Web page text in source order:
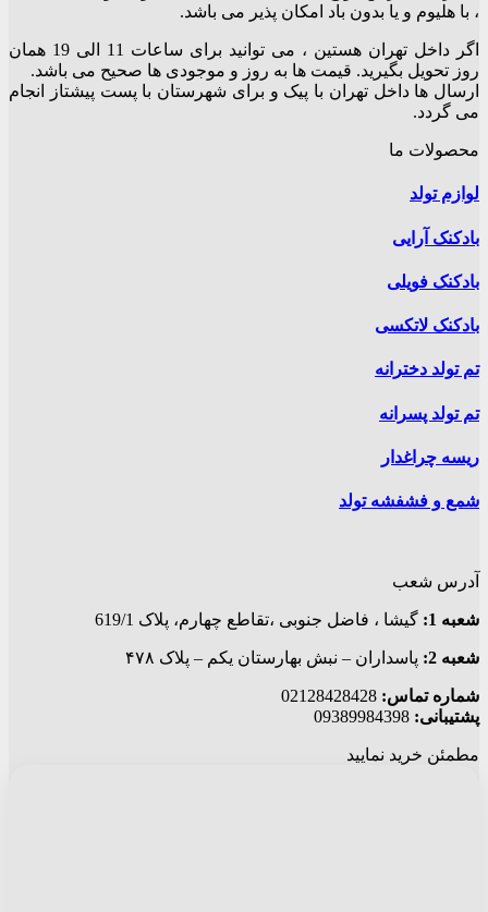
، با هلیوم و یا بدون باد امکان پذیر می باشد.
اگر داخل تهران هستین ، می توانید برای ساعات 11 الی 19 همان
روز تحویل بگیرید. قیمت ها به روز و موجودی ها صحیح می باشد.
ارسال ها داخل تهران با پیک و برای شهرستان با پست پیشتاز انجام
می گردد.
محصولات ما
لوازم تولد
بادکنک آرایی
بادکنک فویلی
بادکنک لاتکسی
تم تولد دخترانه
تم تولد پسرانه
ریسه چراغدار
شمع و فشفشه تولد
آدرس شعب
شعبه 1: گيشا ، فاضل جنوبی ،تقاطع چهارم، پلاک 619/1
شعبه 2: پاسداران – نبش بهارستان یکم – پلاک ۴۷۸
شماره تماس:
پشتیبانی:
مطمئن خرید نمایید